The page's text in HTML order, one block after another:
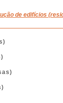
de edifícios